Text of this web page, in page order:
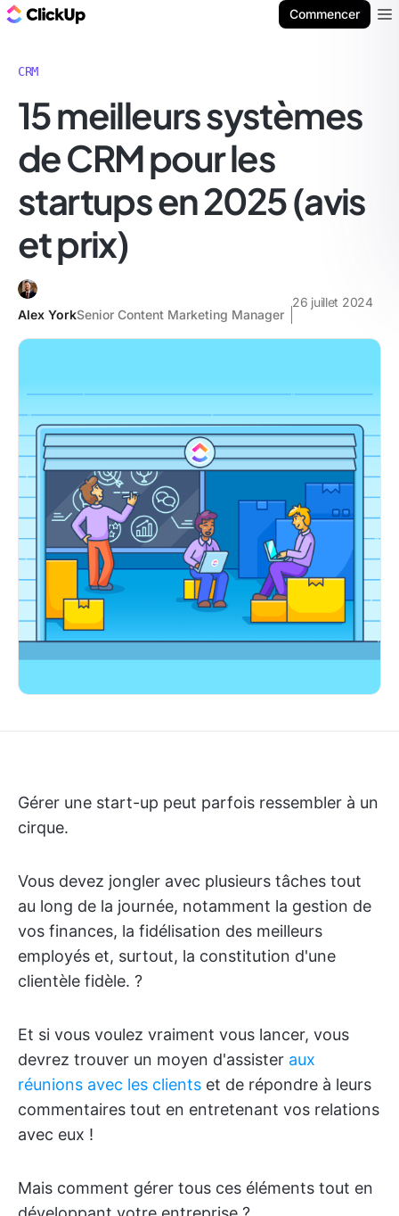
Commencer
CRM
15 meilleurs systèmes
de CRM pour les
startups en 2025 (avis
et prix)
Alex YorkSenior Content Marketing Manager
26 juillet 2024
Gérer une start-up peut parfois ressembler à un
cirque.
Vous devez jongler avec plusieurs tâches tout
au long de la journée, notamment la gestion de
vos finances, la fidélisation des meilleurs
employés et, surtout, la constitution d'une
clientèle fidèle. ?
Et si vous voulez vraiment vous lancer, vous
devrez trouver un moyen d'assister aux
réunions avec les clients et de répondre à leurs
commentaires tout en entretenant vos relations
avec eux !
Mais comment gérer tous ces éléments tout en